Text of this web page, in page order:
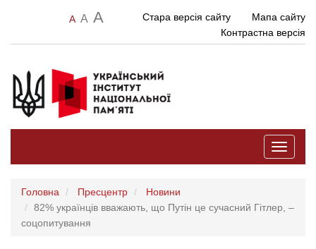
A A A Стара версія сайту
Мапа сайту
Контрастна версія
Toggle
Головна Пресцентр
Новини
82% українців вважають, що Путін це сучасний Гітлер, –
соцопитування